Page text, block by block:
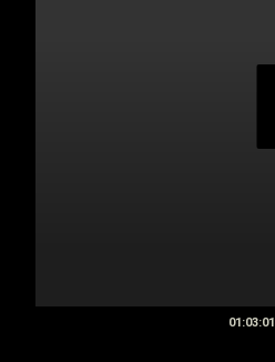
01:03:01